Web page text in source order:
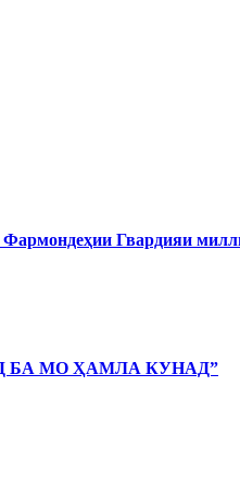
Фармондеҳии Гвардияи
БА МО ҲАМЛА КУНАД”